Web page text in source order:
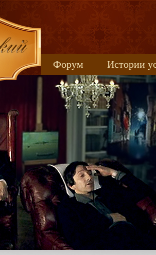
Форум Истории
Книжные новинки